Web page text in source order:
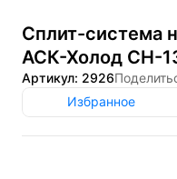
Сплит-система
АСК-Холод СН-
Артикул: 2926
Избранное